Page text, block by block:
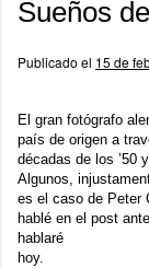
Sueños
Publicado el 15 de
El gran fotógrafo
país de origen a
décadas de los ’50
Algunos,
es el caso de Peter
hablé en el post
hablaré
hoy.